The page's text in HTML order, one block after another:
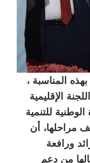
المناسبة ،
الإقليمية
للتنمية
مراحلها، أن
ورافعة
من دعم